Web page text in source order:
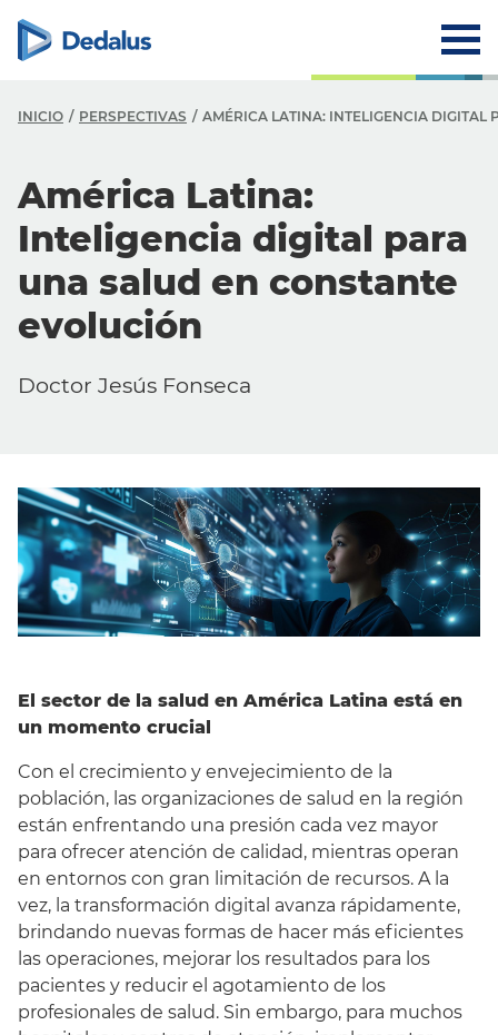
INICIO PERSPECTIVAS AMÉRICA LATINA: INTELIGENCIA DIGITAL
América Latina:
Inteligencia digital para
una salud en constante
evolución
Doctor Jesús Fonseca
El sector de la salud en América Latina está en
un momento crucial
Con el crecimiento y envejecimiento de la
población, las organizaciones de salud en la región
están enfrentando una presión cada vez mayor
para ofrecer atención de calidad, mientras operan
en entornos con gran limitación de recursos. A la
vez, la transformación digital avanza rápidamente,
brindando nuevas formas de hacer más eficientes
las operaciones, mejorar los resultados para los
pacientes y reducir el agotamiento de los
profesionales de salud. Sin embargo, para muchos